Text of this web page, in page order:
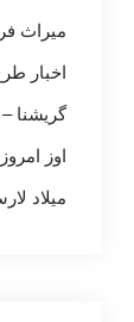
میراث
اخبار
گریشنا
اوز امروز
میلاد